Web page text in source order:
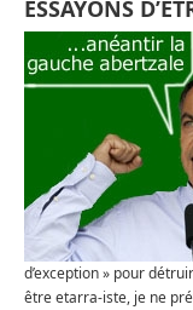
ESSAYONS
d’exception » pour
être etarra-iste, je ne